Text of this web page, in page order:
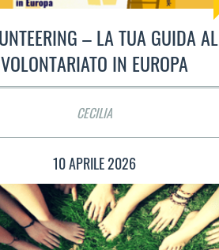
– LA TUA GUIDA AL
VOLONTARIATO IN EUROPA
CECILIA
10 APRILE 2026